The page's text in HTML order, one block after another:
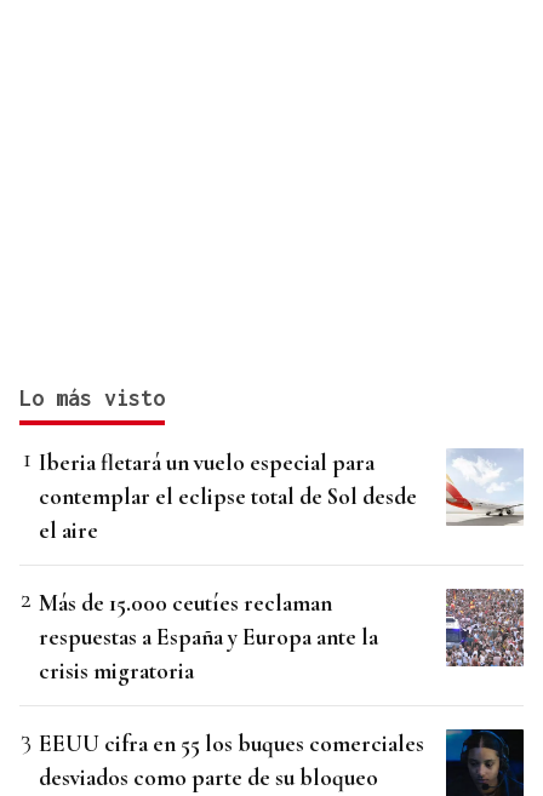
Lo más visto
Iberia fletará un vuelo especial para
contemplar el eclipse total de Sol desde
el aire
Más de 15.000 ceutíes reclaman
respuestas a España y Europa ante la
crisis migratoria
EEUU cifra en 55 los buques comerciales
desviados como parte de su bloqueo